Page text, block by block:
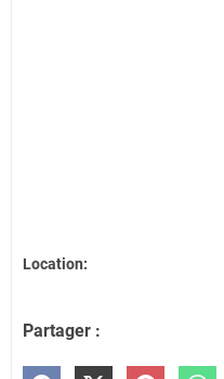
Location:
Partager :